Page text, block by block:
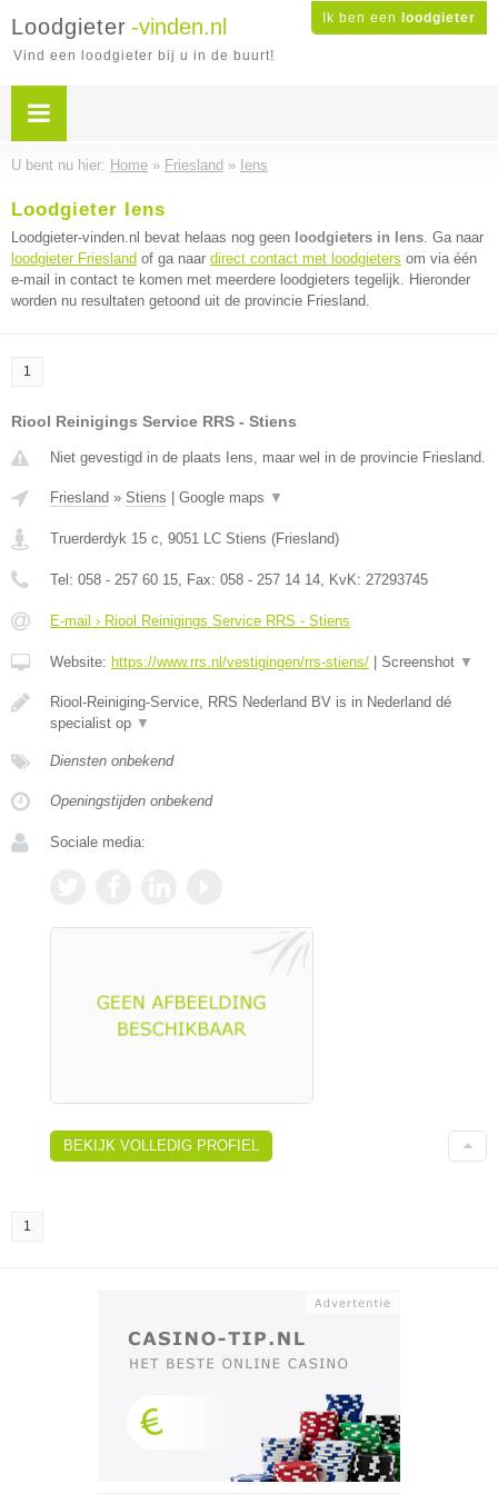
Ik ben een loodgieter
Loodgieter -vinden.nl
Vind een loodgieter bij u in de buurt!
U bent nu hier: Home » Friesland » Iens
Loodgieter Iens
Loodgieter-vinden.nl bevat helaas nog geen loodgieters in Iens. Ga naar
loodgieter Friesland of ga naar direct contact met loodgieters om via één
e-mail in contact te komen met meerdere loodgieters tegelijk. Hieronder
worden nu resultaten getoond uit de provincie Friesland.
1
Riool Reinigings Service RRS - Stiens
Niet gevestigd in de plaats Iens, maar wel in de provincie Friesland.
Friesland » Stiens Google maps ▼
Truerderdyk 15 c, 9051 LC Stiens (Friesland)
Tel: 058 - 257 60 15, Fax: 058 - 257 14 14, KvK: 27293745
E-mail › Riool Reinigings Service RRS - Stiens
Website: https://www.rrs.nl/vestigingen/rrs-stiens/ Screenshot ▼
Riool-Reiniging-Service, RRS Nederland BV is in Nederland dé
specialist op ▼
Diensten onbekend
Openingstijden onbekend
Sociale media:
BEKIJK VOLLEDIG PROFIEL
1